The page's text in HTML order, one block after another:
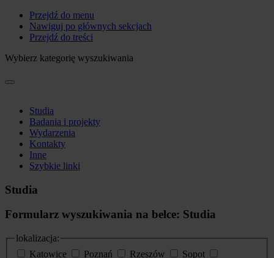
Przejdź do menu
Nawiguj po głównych sekcjach
Przejdź do treści
Wybierz kategorię wyszukiwania
Studia
Badania i projekty
Wydarzenia
Kontakty
Inne
Szybkie linki
Studia
Formularz wyszukiwania na belce: Studia
lokalizacja:
Katowice
Poznań Rzeszów
Sopot